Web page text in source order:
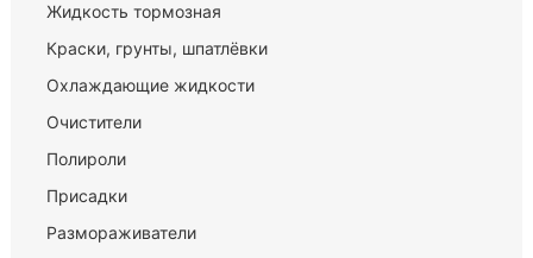
Жидкость тормозная
Краски, грунты, шпатлёвки
Охлаждающие жидкости
Очистители
Полироли
Присадки
Размораживатели